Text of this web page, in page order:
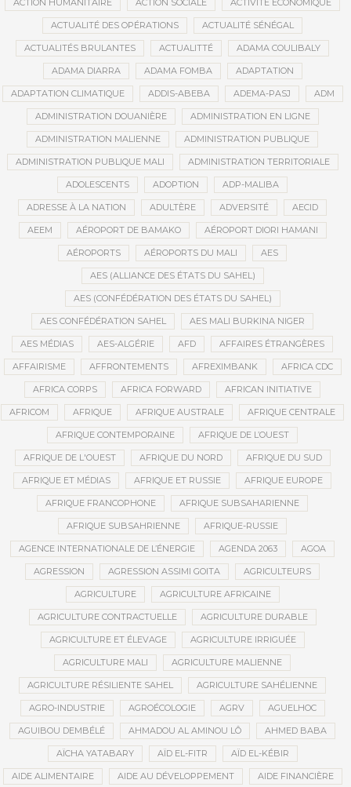
ACTION HUMANITAIRE ACTION SOCIALE ACTIVITÉ ÉCONOMIQUE
ACTUALITÉ DES OPÉRATIONS ACTUALITÉ SÉNÉGAL
ACTUALITÉS BRULANTES ACTUALITTÉ ADAMA COULIBALY
ADAMA DIARRA ADAMA FOMBA ADAPTATION
ADAPTATION CLIMATIQUE ADDIS-ABEBA ADEMA-PASJ ADM
ADMINISTRATION DOUANIÈRE ADMINISTRATION EN LIGNE
ADMINISTRATION MALIENNE ADMINISTRATION PUBLIQUE
ADMINISTRATION PUBLIQUE MALI ADMINISTRATION TERRITORIALE
ADOLESCENTS ADOPTION ADP-MALIBA
ADRESSE À LA NATION ADULTÈRE ADVERSITÉ AECID
AEEM AÉROPORT DE BAMAKO AÉROPORT DIORI HAMANI
AÉROPORTS AÉROPORTS DU MALI AES
AES (ALLIANCE DES ÉTATS DU SAHEL)
AES (CONFÉDÉRATION DES ÉTATS DU SAHEL)
AES CONFÉDÉRATION SAHEL AES MALI BURKINA NIGER
AES MÉDIAS AES-ALGÉRIE AFD AFFAIRES ÉTRANGÈRES
AFFAIRISME AFFRONTEMENTS AFREXIMBANK AFRICA CDC
AFRICA CORPS AFRICA FORWARD AFRICAN INITIATIVE
AFRICOM AFRIQUE AFRIQUE AUSTRALE AFRIQUE CENTRALE
AFRIQUE CONTEMPORAINE AFRIQUE DE L’OUEST
AFRIQUE DE L'OUEST AFRIQUE DU NORD AFRIQUE DU SUD
AFRIQUE ET MÉDIAS AFRIQUE ET RUSSIE AFRIQUE EUROPE
AFRIQUE FRANCOPHONE AFRIQUE SUBSAHARIENNE
AFRIQUE SUBSAHRIENNE AFRIQUE-RUSSIE
AGENCE INTERNATIONALE DE L’ÉNERGIE AGENDA 2063 AGOA
AGRESSION AGRESSION ASSIMI GOITA AGRICULTEURS
AGRICULTURE AGRICULTURE AFRICAINE
AGRICULTURE CONTRACTUELLE AGRICULTURE DURABLE
AGRICULTURE ET ÉLEVAGE AGRICULTURE IRRIGUÉE
AGRICULTURE MALI AGRICULTURE MALIENNE
AGRICULTURE RÉSILIENTE SAHEL AGRICULTURE SAHÉLIENNE
AGRO-INDUSTRIE AGROÉCOLOGIE AGRV AGUELHOC
AGUIBOU DEMBÉLÉ AHMADOU AL AMINOU LÔ AHMED BABA
AÏCHA YATABARY AÏD EL-FITR AÏD EL-KÉBIR
AIDE ALIMENTAIRE AIDE AU DÉVELOPPEMENT AIDE FINANCIÈRE